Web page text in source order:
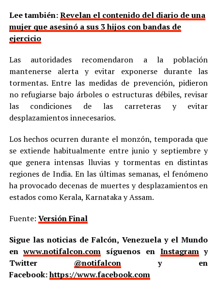
Lee también:Revelan el contenido del diario de una
mujer que asesinó a sus 3 hijos con bandas de
ejercicio
Las autoridades recomendaron a la población
mantenerse alerta y evitar exponerse durante las
tormentas. Entre las medidas de prevención, pidieron
no refugiarse bajo árboles o estructuras débiles, revisar
las condiciones de las carreteras y evitar
desplazamientos innecesarios.
Los hechos ocurren durante el monzón, temporada que
se extiende habitualmente entre junio y septiembre y
que genera intensas lluvias y tormentas en distintas
regiones de India. En las últimas semanas, el fenómeno
ha provocado decenas de muertes y desplazamientos en
estados como Kerala, Karnataka y Assam.
Fuente: Versión Final
Sigue las noticias de Falcón, Venezuela y el Mundo
enwww.notifalcon.com síguenos en Instagramy
Twitter @notifalcony en
Facebook:https://www.facebook.com